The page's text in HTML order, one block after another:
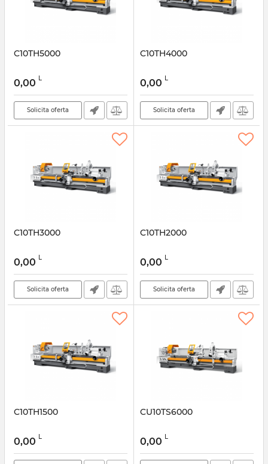
C10TH5000
0,00 L
Solicita oferta
C10TH4000
0,00 L
Solicita oferta
C10TH3000
0,00 L
Solicita oferta
C10TH2000
0,00 L
Solicita oferta
C10TH1500
0,00 L
CU10TS6000
0,00 L